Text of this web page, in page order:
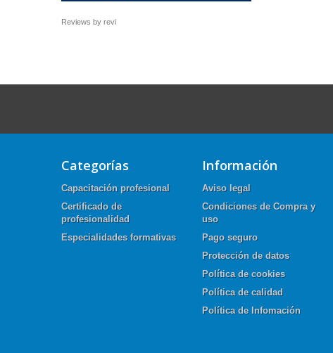
Reviews by revi
Categorías
Capacitación profesional
Certificado de
profesionalidad
Especialidades formativas
Información
Aviso legal
Condiciones de Compra y
uso
Pago seguro
Protección de datos
Política de cookies
Política de calidad
Política de Infomación